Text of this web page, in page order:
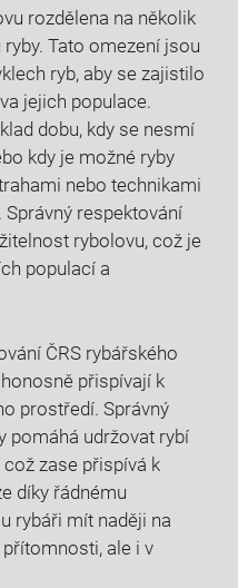
rozdělena ⁣na několik
⁤Tato omezení jsou⁢
ryb,‍ aby se⁢ zajistilo
jejich populace.
⁣dobu,​ kdy ‍se⁣ nesmí
kdy je možné ryby
nebo technikami
respektování‍
rybolovu, což je
populací ‌a
ČRS rybářského⁣
přispívají k
prostředí. Správný
‌pomáhá udržovat ‌rybí​
zase přispívá k
⁢díky řádnému
rybáři mít naději⁢ na
ale ⁢i​ v